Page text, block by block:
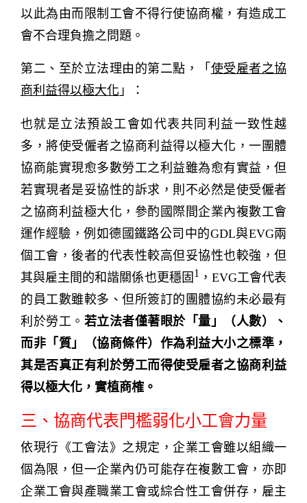
以此為由而限制工會不得行使協商權，有造成工
會不合理負擔之問題。
第二、至於立法理由的第二點，「 使受雇者之協
商利益得以極大化 」：
也就是立法預設工會如代表共同利益一致性越
多，將使受僱者之協商利益得以極大化，一團體
協商能實現愈多數勞工之利益雖為愈有實益，但
若實現者是妥協性的訴求，則不必然是使受僱者
之協商利益極大化，參酌國際間企業內複數工會
運作經驗，例如德國鐵路公司中的GDL與EVG兩
個工會，後者的代表性較高但妥協性也較強，但
其與雇主間的和諧關係也更穩固 1 ，EVG工會代表
的員工數雖較多、但所簽訂的團體協約未必最有
利於勞工。 若立法者僅著眼於「量」（人數）、
而非「質」（協商條件）作為利益大小之標準，
其是否真正有利於勞工而得使受雇者之協商利益
得以極大化，實植商榷。
三、協商代表門檻弱化小工會力量
依現行《工會法》之規定，企業工會雖以組織一
個為限，但一企業內仍可能存在複數工會，亦即
企業工會與產職業工會或綜合性工會併存，雇主